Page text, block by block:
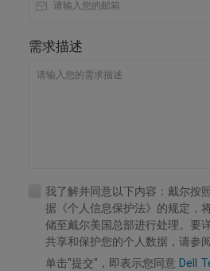
需求描述
我了解并同意以下内容：戴尔按
据《个人信息保护法》的规定，
储至戴尔美国总部进行处理。要
共享和保护您的个人数据，请参
单击"提交"，即表示您同意 Dell